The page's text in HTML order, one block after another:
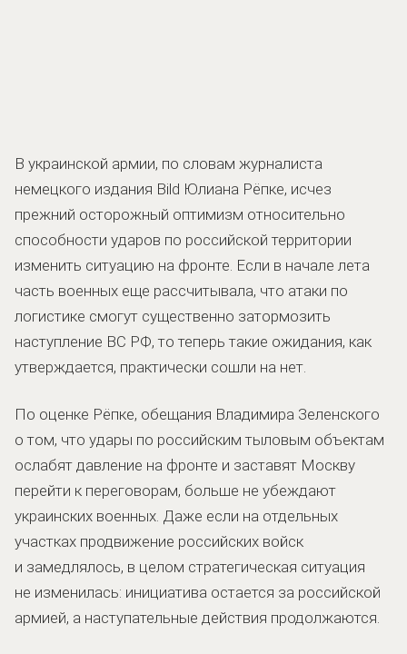
В украинской армии, по словам журналиста
немецкого издания Bild Юлиана Рёпке, исчез
прежний осторожный оптимизм относительно
способности ударов по российской территории
изменить ситуацию на фронте. Если в начале лета
часть военных еще рассчитывала, что атаки по
логистике смогут существенно затормозить
наступление ВС РФ, то теперь такие ожидания, как
утверждается, практически сошли на нет.
По оценке Рёпке, обещания Владимира Зеленского
о том, что удары по российским тыловым объектам
ослабят давление на фронте и заставят Москву
перейти к переговорам, больше не убеждают
украинских военных. Даже если на отдельных
участках продвижение российских войск
и замедлялось, в целом стратегическая ситуация
не изменилась: инициатива остается за российской
армией, а наступательные действия продолжаются.